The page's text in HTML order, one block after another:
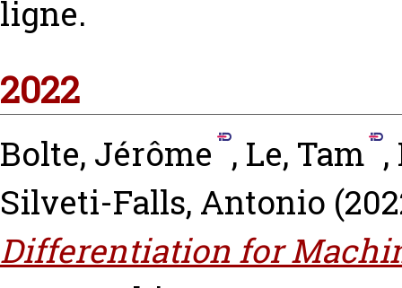
ligne.
2022
Bolte, Jérôme , Le, Tam ,
Silveti-Falls, Antonio
Differentiation for